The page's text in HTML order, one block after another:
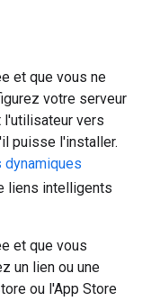
et que vous ne
votre serveur
l'utilisateur vers
puisse l'installer.
dynamiques
liens intelligents
et que vous
un lien ou une
ou l'App Store